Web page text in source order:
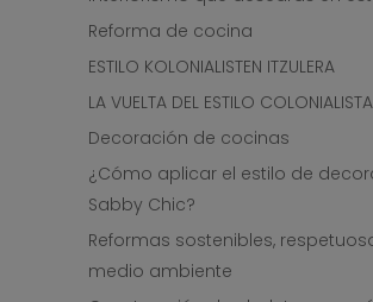
Reforma de cocina
ESTILO KOLONIALISTEN ITZULERA
LA VUELTA DEL ESTILO COLONIALISTA
Decoración de cocinas
¿Cómo aplicar el estilo de
Sabby Chic?
Reformas sostenibles,
medio ambiente